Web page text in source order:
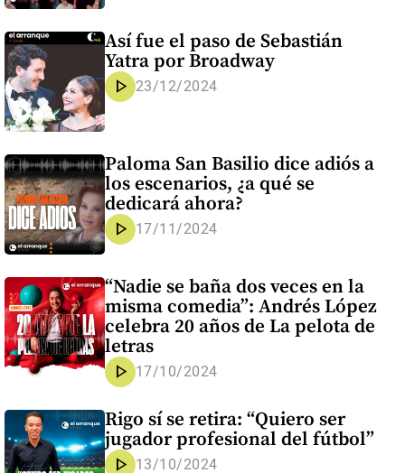
Así fue el paso de Sebastián
Yatra por Broadway
play_arrow 23/12/2024
Paloma San Basilio dice adiós a
los escenarios, ¿a qué se
dedicará ahora?
play_arrow 17/11/2024
“Nadie se baña dos veces en la
misma comedia”: Andrés López
celebra 20 años de La pelota de
letras
play_arrow 17/10/2024
Rigo sí se retira: “Quiero ser
jugador profesional del fútbol”
play_arrow 13/10/2024